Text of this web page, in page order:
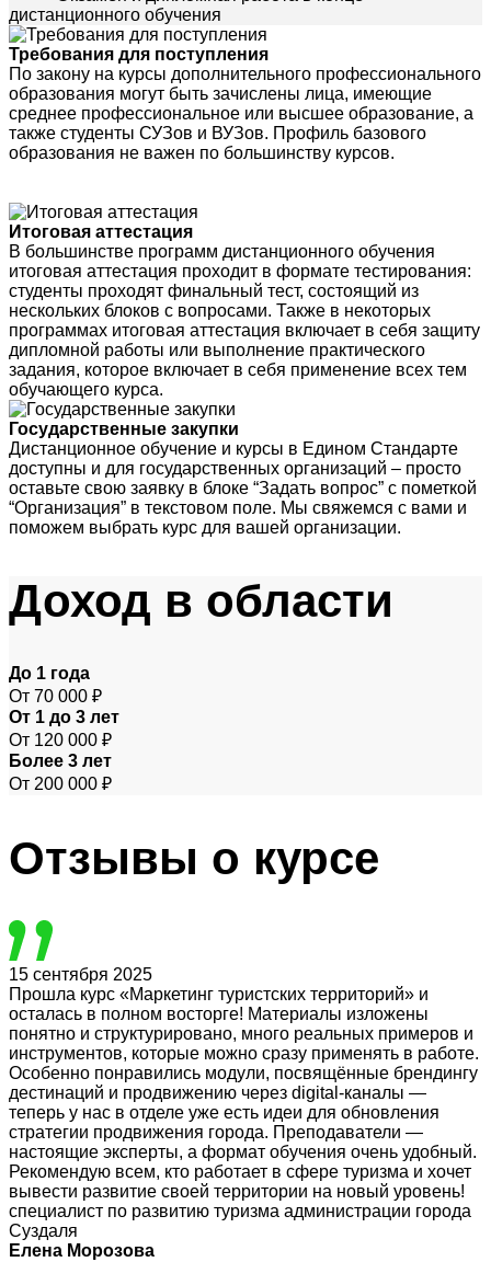
дистанционного обучения
Требования для поступления
По закону на курсы дополнительного профессионального
образования могут быть зачислены лица, имеющие
среднее профессиональное или высшее образование, а
также студенты СУЗов и ВУЗов. Профиль базового
образования не важен по большинству курсов.
Итоговая аттестация
В большинстве программ дистанционного обучения
итоговая аттестация проходит в формате тестирования:
студенты проходят финальный тест, состоящий из
нескольких блоков с вопросами. Также в некоторых
программах итоговая аттестация включает в себя защиту
дипломной работы или выполнение практического
задания, которое включает в себя применение всех тем
обучающего курса.
Государственные закупки
Дистанционное обучение и курсы в Едином Стандарте
доступны и для государственных организаций – просто
оставьте свою заявку в блоке “Задать вопрос” с пометкой
“Организация” в текстовом поле. Мы свяжемся с вами и
поможем выбрать курс для вашей организации.
Доход в области
До 1 года
От 70 000 ₽
От 1 до 3 лет
От 120 000 ₽
Более 3 лет
От 200 000 ₽
Отзывы о курсе
15 сентября 2025
Прошла курс «Маркетинг туристских территорий» и
осталась в полном восторге! Материалы изложены
понятно и структурировано, много реальных примеров и
инструментов, которые можно сразу применять в работе.
Особенно понравились модули, посвящённые брендингу
дестинаций и продвижению через digital-каналы —
теперь у нас в отделе уже есть идеи для обновления
стратегии продвижения города. Преподаватели —
настоящие эксперты, а формат обучения очень удобный.
Рекомендую всем, кто работает в сфере туризма и хочет
вывести развитие своей территории на новый уровень!
специалист по развитию туризма администрации города
Суздаля
Елена Морозова